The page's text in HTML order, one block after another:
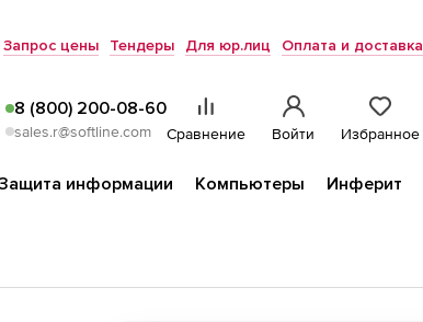
Запрос цены Тендеры Для юр.лиц Оплата и доставка
8 (800) 200-08-60
sales.r@softline.com Сравнение Войти Избранное
информации Компьютеры Инферит